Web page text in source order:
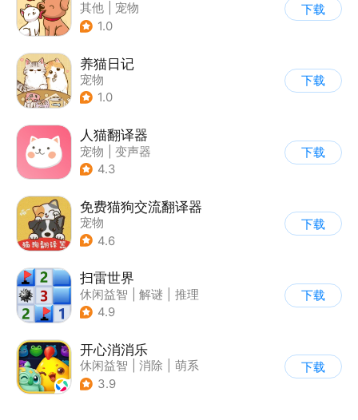
其他
宠物
1.0
下载
养猫日记
宠物
1.0
下载
人猫翻译器
宠物
变声器
4.3
下载
免费猫狗交流翻译器
宠物
4.6
下载
扫雷世界
休闲益智 解谜
推理
| 单机
4.9
下载
开心消消乐
休闲益智 消除
萌系
| 乐元素
3.9
下载